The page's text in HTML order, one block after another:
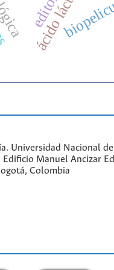
ácido láctico
Universidad Nacional
Manuel Ancizar
Colombia